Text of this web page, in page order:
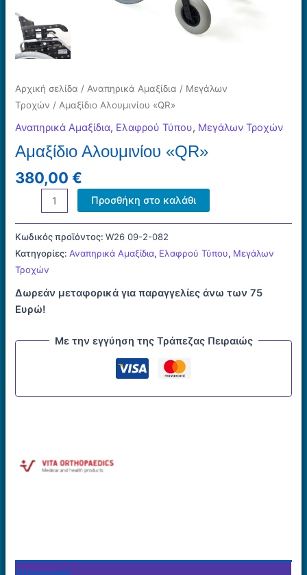
Αρχική σελίδα /Αναπηρικά Αμαξίδια / Μεγάλων
Τροχών / Αμαξίδιο Αλουμινίου «QR»
Αναπηρικά Αμαξίδια, Ελαφρού Τύπου, Μεγάλων Τροχών
Αμαξίδιο Αλουμινίου «QR»
380,00€
Αμαξίδιο
Αλουμινίου
ποσότητα
Προσθήκη στο καλάθι
Κωδικός προϊόντος:W26 09-2-082
Κατηγορίες:Αναπηρικά Αμαξίδια, Ελαφρού Τύπου, Μεγάλων
Τροχών
Δωρεάν μεταφορικά για παραγγελίες άνω των 75
Ευρώ!
Με την εγγύηση της Τράπεζας Πειραιώς